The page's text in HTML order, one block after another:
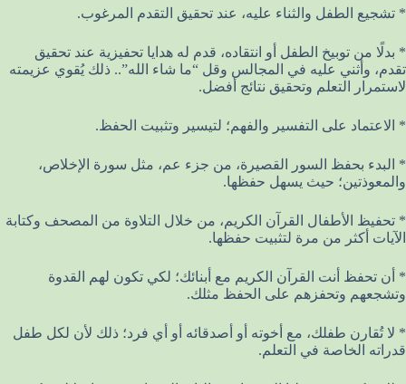
* تشجيع الطفل والثناء عليه، عند تحقيق التقدم المرغوب.
* بدلًا من توبيخ الطفل أو انتقاده، قدم له هدايا تحفيزية عند تحقيق
تقدم، وأثني عليه في المجالس وقل “ما شاء الله”.. ذلك يُقوي عزيمته
لاستمرار التعلم وتحقيق نتائج أفضل.
* الاعتماد على التفسير والفهم؛ لتيسير وتثبيت الحفظ.
* البدء بحفظ السور القصيرة، من جزء عم، مثل سورة الإخلاص،
والمعوذتين؛ حيث يسهل حفظها.
* تحفيظ الأطفال القرآن الكريم، من خلال التلاوة من المصحف وكتابة
الآيات أكثر من مرة لتثبيت حفظها.
* أن تحفظ أنت القرآن الكريم مع أبنائك؛ لكي تكون لهم القدوة
وتشجعهم وتحفزهم على الحفظ مثلك.
* لا تُقارن طفلك، مع أخوته أو أصدقائه أو أي فرد؛ ذلك لأن لكل طفل
قدراته الخاصة في التعلم.